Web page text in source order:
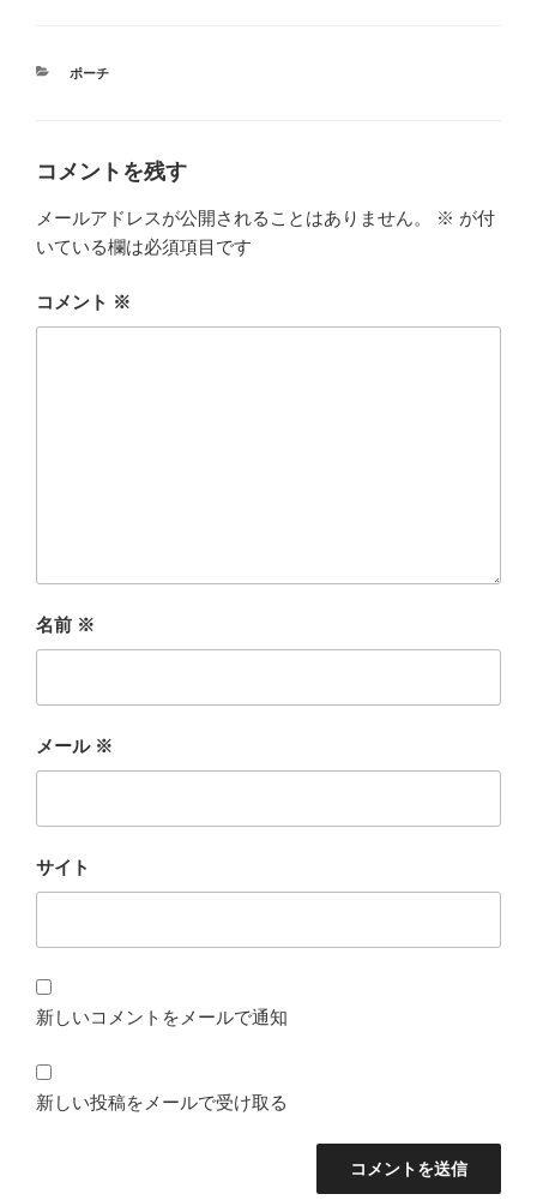
カ
ー
ポーチ
コメントを残す
メールアドレスが公開されることはありません。 ※ が付
いている欄は必須項目です
コメント ※
名前 ※
メール ※
サイト
新しいコメントをメールで通知
新しい投稿をメールで受け取る